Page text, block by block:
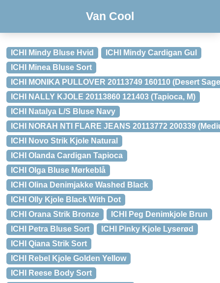
Van Cool
ICHI Mindy Bluse Hvid
ICHI Mindy Cardigan Gul
ICHI Minea Bluse Sort
ICHI MONIKA PULLOVER 20113749 160110 (Desert
ICHI NALLY KJOLE 20113860 121403 (Tapioca, M)
ICHI Natalya L/S Bluse Navy
ICHI NORAH NTI FLARE JEANS 20113772 200339
ICHI Novo Strik Kjole Natural
ICHI Olanda Cardigan Tapioca
ICHI Olga Bluse Mørkeblå
ICHI Olina Denimjakke Washed Black
ICHI Olly Kjole Black With Dot
ICHI Orana Strik Bronze
ICHI Peg Denimkjole Brun
ICHI Petra Bluse Sort
ICHI Pinky Kjole Lyserød
ICHI Qiana Strik Sort
ICHI Rebel Kjole Golden Yellow
ICHI Reese Body Sort